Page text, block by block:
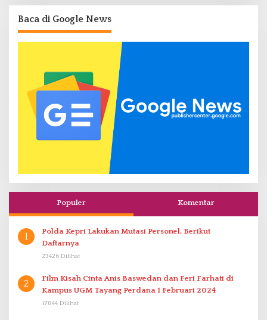
Baca di Google News
Populer Komentar
1
Polda Kepri Lakukan Mutasi Personel, Berikut
Daftarnya
23426 Dilihat
2
Film Kisah Cinta Anis Baswedan dan Feri Farhati di
Kampus UGM Tayang Perdana 1 Februari 2024
17844 Dilihat